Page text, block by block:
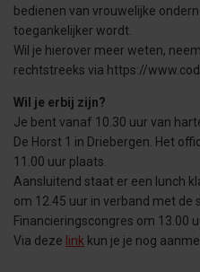
bedienen van vrouwelijke
toegankelijker wordt.
Wil je hierover meer weten,
rechtstreeks via https://
Wil je erbij zijn?
Je bent vanaf 10.30 uur van
De Horst 1 in Driebergen. Het
11.00 uur plaats.
Aansluitend staat er een lunch
om 12.45 uur in verband met de
Financieringscongres om 13.00
Via deze link kun je je nog